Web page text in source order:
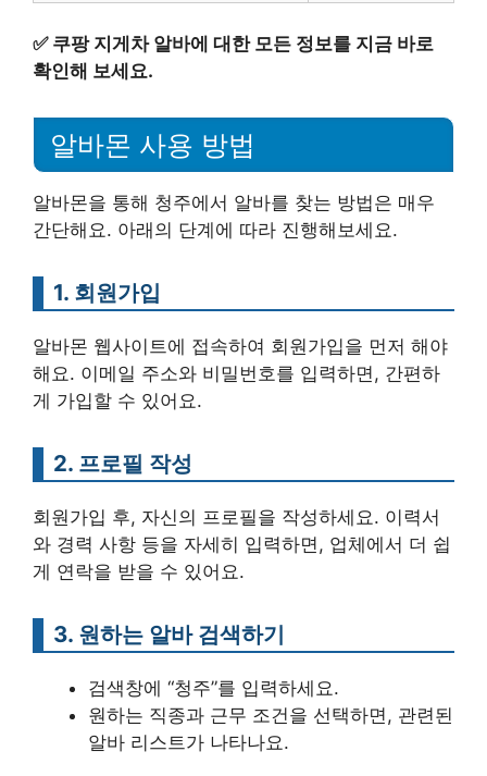
✅ 쿠팡 지게차 알바에 대한 모든 정보를 지금 바로
확인해 보세요.
알바몬 사용 방법
알바몬을 통해 청주에서 알바를 찾는 방법은 매우
간단해요. 아래의 단계에 따라 진행해보세요.
1. 회원가입
알바몬 웹사이트에 접속하여 회원가입을 먼저 해야
해요. 이메일 주소와 비밀번호를 입력하면, 간편하
게 가입할 수 있어요.
2. 프로필 작성
회원가입 후, 자신의 프로필을 작성하세요. 이력서
와 경력 사항 등을 자세히 입력하면, 업체에서 더 쉽
게 연락을 받을 수 있어요.
3. 원하는 알바 검색하기
검색창에 “청주”를 입력하세요.
원하는 직종과 근무 조건을 선택하면, 관련된
알바 리스트가 나타나요.